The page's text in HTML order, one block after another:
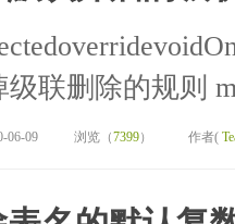
联删除的规则
06-09 浏览（7399） 作者(